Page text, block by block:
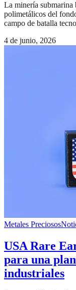
La minería submarina
polimetálicos del
campo de batalla
4 de junio, 2026
Metales Preciosos
USA Rare
para una
industriales